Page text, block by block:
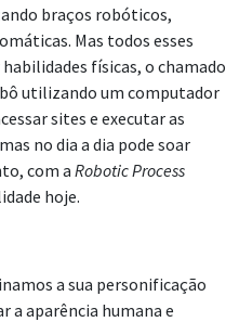
braços robóticos,
Mas todos esses
físicas, o chamado
utilizando um computador
sites e executar as
no dia a dia pode soar
com a Robotic Process
hoje.
a sua personificação
a aparência humana e